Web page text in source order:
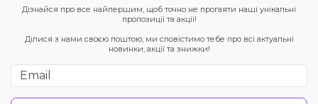
Дізнайся про все найпершим, щоб точно не прогаяти наші унікальні
пропозиції та акції!
Ділися з нами своєю поштою, ми сповістимо тебе про всі актуальні
новинки, акції та знижки!